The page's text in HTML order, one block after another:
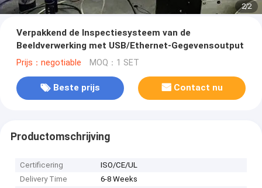
2/2
Verpakkend de Inspectiesysteem van de
Beeldverwerking met USB/Ethernet-Gegevensoutput
Prijs：negotiable MOQ：1 SET
Beste prijs Contact nu
Productomschrijving
Certificering
ISO/CE/UL
Delivery Time
6-8 Weeks